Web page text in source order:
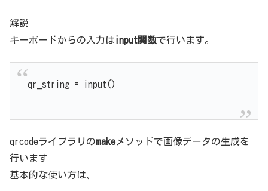
解説
キーボードからの入力はinput関数で行います。
qr_string = input()
qrcodeライブラリのmakeメソッドで画像データの生成を
行います
基本的な使い方は、